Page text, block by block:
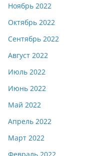
Ноябрь 2022
Октябрь 2022
Сентябрь 2022
Август 2022
Июль 2022
Июнь 2022
Май 2022
Апрель 2022
Март 2022
Февраль 2022